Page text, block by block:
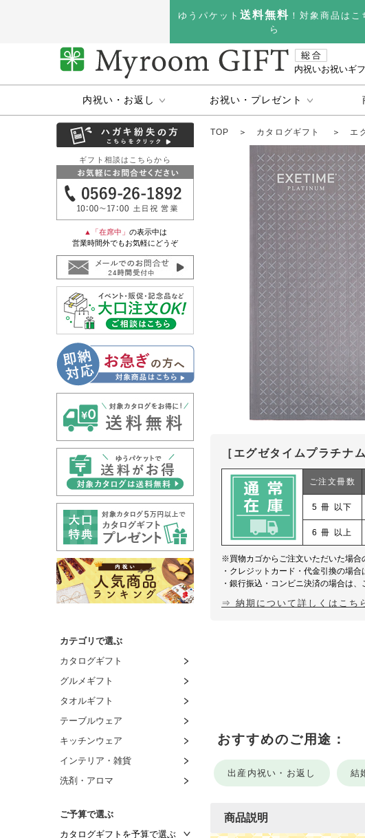
ゆうパケット 送料無料 ！対象商品はこ
ら
内祝いお祝いギ
内祝い・お返し お祝い・プレゼント
ギフト相談はこちらから
▲「在席中」 の表示中は
営業時間外でもお気軽にどうぞ
カテゴリで選ぶ
カタログギフト
グルメギフト
タオルギフト
テーブルウェア
キッチンウェア
インテリア・雑貨
洗剤・アロマ
ご予算で選ぶ
カタログギフトを予算で選ぶ
TOP ＞ カタログギフト ＞ エ
［エグゼタイムプラチナ
ご注文冊数
5 冊 以下
6 冊 以上
※買物カゴからご注文いただいた場合
・クレジットカード・代金引換の場合
・銀行振込・コンビニ決済の場合は、
⇒ 納期について詳しくはこち
おすすめのご用途：
出産内祝い・お返し 結
商品説明